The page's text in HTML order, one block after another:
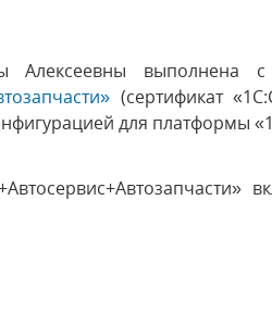
выполнена
(сертификат
для платформы